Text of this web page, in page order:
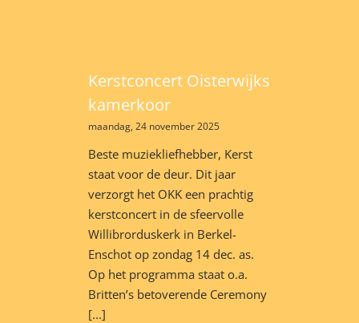
Kerstconcert Oisterwijks
kamerkoor
maandag, 24 november 2025
Beste muziekliefhebber, Kerst
staat voor de deur. Dit jaar
verzorgt het OKK een prachtig
kerstconcert in de sfeervolle
Willibrorduskerk in Berkel-
Enschot op zondag 14 dec. as.
Op het programma staat o.a.
Britten’s betoverende Ceremony
[...]